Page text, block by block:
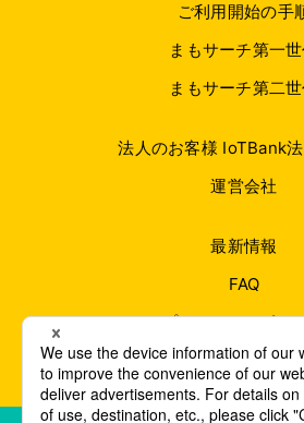
ご利用開始の手
まもサーチ第一
まもサーチ第二
法人のお客様 IoTBank
運営会社
最新情報
FAQ
プライバシーポリ
お問い合わせ